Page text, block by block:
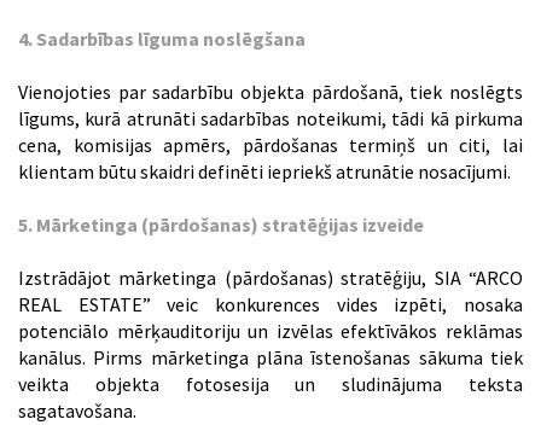
4. Sadarbības līguma noslēgšana
Vienojoties par sadarbību objekta pārdošanā, tiek noslēgts
līgums, kurā atrunāti sadarbības noteikumi, tādi kā pirkuma
cena, komisijas apmērs, pārdošanas termiņš un citi, lai
klientam būtu skaidri definēti iepriekš atrunātie nosacījumi.
5. Mārketinga (pārdošanas) stratēģijas izveide
Izstrādājot mārketinga (pārdošanas) stratēģiju, SIA “ARCO
REAL ESTATE” veic konkurences vides izpēti, nosaka
potenciālo mērķauditoriju un izvēlas efektīvākos reklāmas
kanālus. Pirms mārketinga plāna īstenošanas sākuma tiek
veikta objekta fotosesija un sludinājuma teksta
sagatavošana.